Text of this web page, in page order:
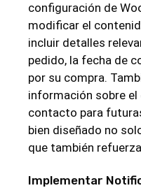
configuración de
modificar el
incluir detalles
pedido, la fecha de
por su compra.
información sobre el
contacto para
bien diseñado no
que también
Implementar